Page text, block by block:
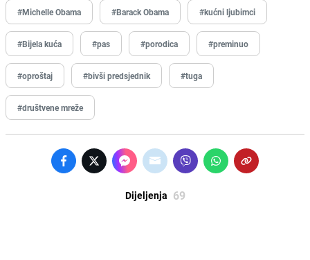
#Michelle Obama #Barack Obama #kućni ljubimci
#Bijela kuća #pas #porodica #preminuo
#oproštaj #bivši predsjednik #tuga
#društvene mreže
Dijeljenja 69